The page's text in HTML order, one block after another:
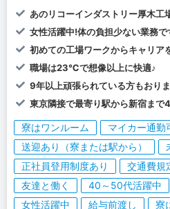
あのリコーインダストリー厚木工
女性活躍中!体の負担少ない業務
初めての工場ワークからキャリア
職場は23℃で想像以上に快適♪
9年以上頑張られている方もおり
東京隣接で最寄り駅から新宿ま
寮はワンルーム
マイカー通勤
送迎あり（寮または駅から）
正社員登用制度あり
交通費規
友達と働く
40～50代活躍中
女性活躍中
給与前渡し
寮